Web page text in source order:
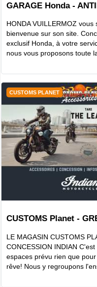
GARAGE Honda -
HONDA VUILLERMOZ vous
bienvenue sur son site.
exclusif Honda, à votre
nous vous proposons toute
CUSTOMS PLANET
CUSTOMS Planet -
LE MAGASIN CUSTOMS
CONCESSION INDIAN
espaces prévu rien que
rêve! Nous y regroupons